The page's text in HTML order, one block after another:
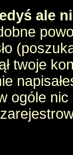
ale
twoje
ogóle